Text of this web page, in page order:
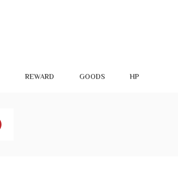
REWARD GOODS HP